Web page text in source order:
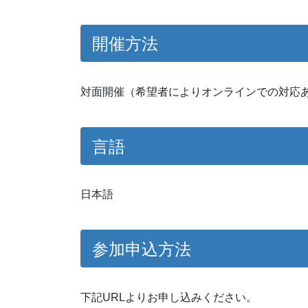
開催方法
対面開催（希望者によりオンラインでの対応
言語
日本語
参加申込方法
下記URLよりお申し込みください。